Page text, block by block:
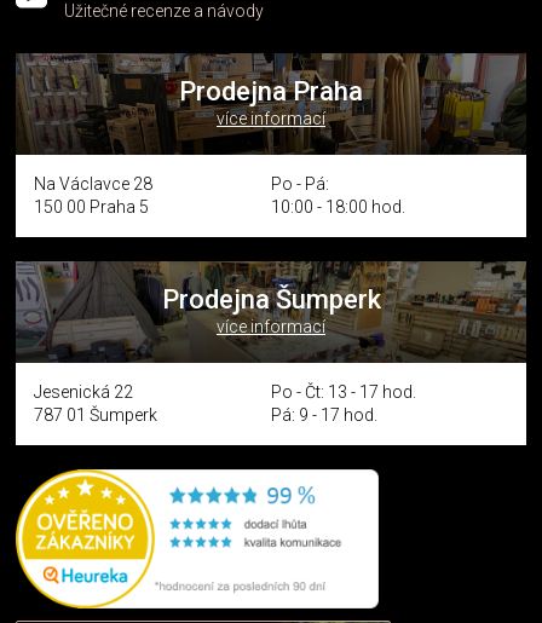
Užitečné recenze a návody
Prodejna Praha
více informací
Na Václavce 28
150 00 Praha 5
Po - Pá:
10:00 - 18:00 hod.
Prodejna Šumperk
více informací
Jesenická 22
787 01 Šumperk
Po - Čt: 13 - 17 hod.
Pá: 9 - 17 hod.